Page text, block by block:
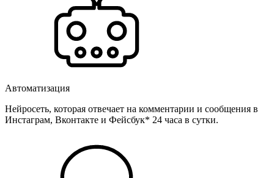
Автоматизация
Нейросеть, которая отвечает на комментарии и сообщения в
Инстаграм, Вконтакте и Фейсбук* 24 часа в сутки.